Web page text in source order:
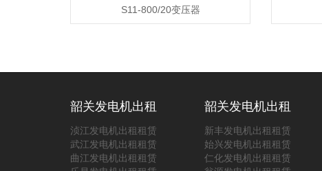
S11-800/20​​​​​​​变压器
韶关发电机出租
浈江发电机出租租赁
武江发电机出租租赁
曲江发电机出租租赁
韶关发电机出租
新丰发电机出租租赁
始兴发电机出租租赁
仁化发电机出租租赁